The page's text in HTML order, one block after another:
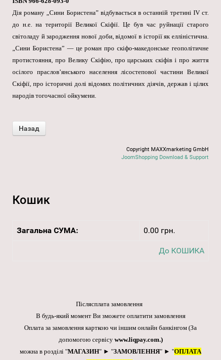
Дія роману „Сини Бористена” відбувається в останній третині IV ст.
до н.е. на території Великої Скіфії. Це був час руйнації старого
світоладу й зародження нової доби, відомої в історії як елліністична.
„Сини Бористена” — це роман про скіфо-македонське геополітичне
протистояння, про Велику Скіфію, про царських скіфів і про життя
осілого праслов’янського населення лісостепової частини Великої
Скіфії, про історичні долі відомих політичних діячів, держав і цілих
народів тогочасної ойкумени.
Copyright MAXXmarketing GmbH
JoomShopping Download & Support
Кошик
Загальна СУМА: 0.00 грн.
До КОШИКА
Післясплата замовлення
В будь-який момент Ви зможете оплатити замовлення
Оплата за замовлення карткою чи іншим онлайн банкінгом (За
допомогою сервісу www.liqpay.com.)
можна в розділі "МАГАЗИН" ► "ЗАМОВЛЕННЯ" ► "ОПЛАТА